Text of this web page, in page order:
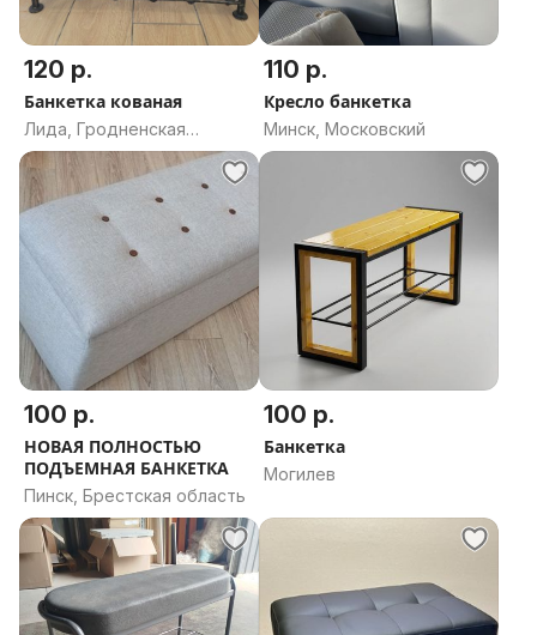
120 р.
Банкетка кованая
Лида, Гродненская
область
110 р.
Кресло банкетка
Минск, Московский
100 р.
НОВАЯ ПОЛНОСТЬЮ
ПОДЪЕМНАЯ БАНКЕТКА
Пинск, Брестская область
100 р.
Банкетка
Могилев